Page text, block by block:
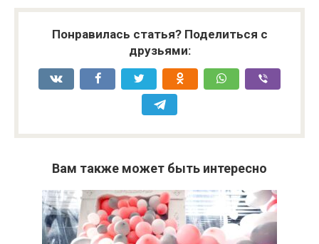
Понравилась статья? Поделиться с
друзьями:
Вам также может быть интересно